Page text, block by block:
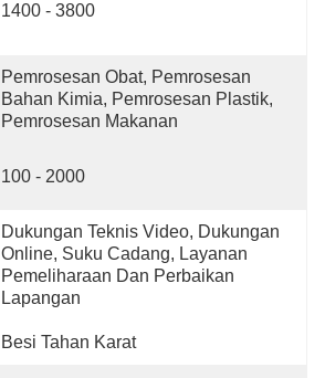
1400 - 3800
Pemrosesan Obat, Pemrosesan
Bahan Kimia, Pemrosesan Plastik,
Pemrosesan Makanan
100 - 2000
Dukungan Teknis Video, Dukungan
Online, Suku Cadang, Layanan
Pemeliharaan Dan Perbaikan
Lapangan
Besi Tahan Karat